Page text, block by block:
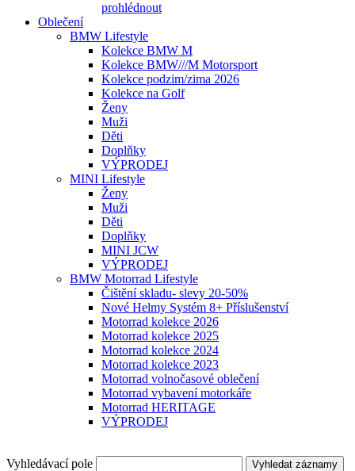
prohlédnout
Oblečení
BMW Lifestyle
Kolekce BMW M
Kolekce BMW///M Motorsport
Kolekce podzim/zima 2026
Kolekce na Golf
Ženy
Muži
Děti
Doplňky
VÝPRODEJ
MINI Lifestyle
Ženy
Muži
Děti
Doplňky
MINI JCW
VÝPRODEJ
BMW Motorrad Lifestyle
Čištění skladu- slevy 20-50%
Nové Helmy Systém 8+ Příslušenství
Motorrad kolekce 2026
Motorrad kolekce 2025
Motorrad kolekce 2024
Motorrad kolekce 2023
Motorrad volnočasové oblečení
Motorrad vybavení motorkáře
Motorrad HERITAGE
VÝPRODEJ
Vyhledávací pole Vyhledat záznamy